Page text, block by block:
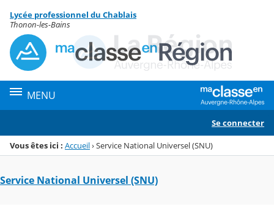
Menu de la rubrique
Contenu
Lycée professionnel du Chablais
Thonon-les-Bains
MENU
Se connecter
Vous êtes ici : Accueil›Service National Universel (SNU)
Service National Universel (SNU)